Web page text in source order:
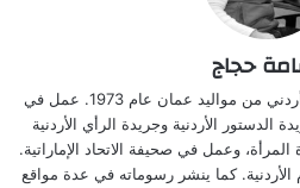
حجاج
أسامة عيد حجاج، فنان كاريكاتير أردني من مواليد عمان عام 1973. عمل في
الأردنية وجريدة الرأي الأردنية
وعمل في صحيفة الاتحاد الإماراتية.
كما ينشر رسوماته في عدة مواقع